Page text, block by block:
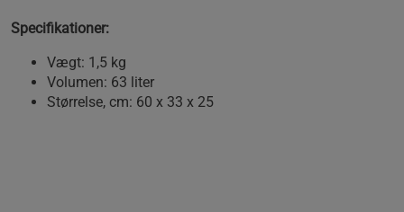
Specifikationer:
Vægt: 1,5 kg
Volumen: 63 liter
Størrelse, cm: 60 x 33 x 25